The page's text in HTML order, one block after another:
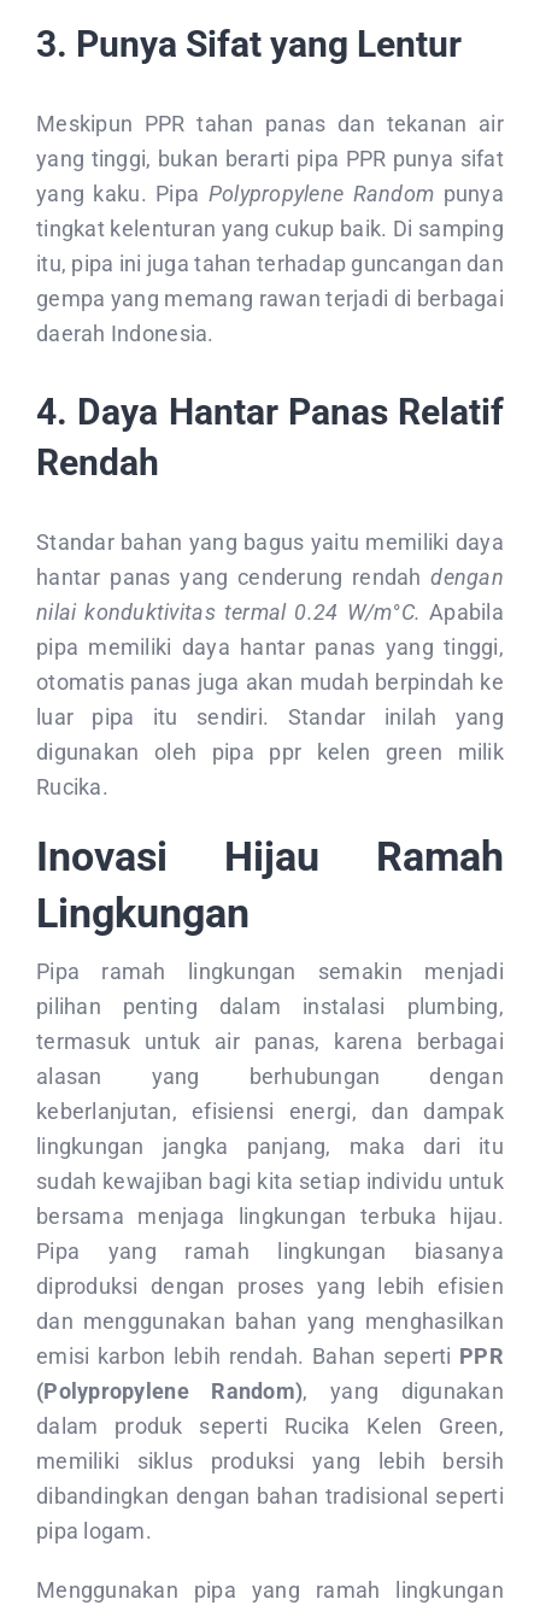
3. Punya Sifat yang Lentur
Meskipun PPR tahan panas dan tekanan air
yang tinggi, bukan berarti pipa PPR punya sifat
yang kaku. Pipa Polypropylene Random punya
tingkat kelenturan yang cukup baik. Di samping
itu, pipa ini juga tahan terhadap guncangan dan
gempa yang memang rawan terjadi di berbagai
daerah Indonesia.
4. Daya Hantar Panas Relatif
Rendah
Standar bahan yang bagus yaitu memiliki daya
hantar panas yang cenderung rendahdengan
nilai konduktivitas termal 0.24 W/m°C.Apabila
pipa memiliki daya hantar panas yang tinggi,
otomatis panas juga akan mudah berpindah ke
luar pipa itu sendiri. Standar inilah yang
digunakan oleh pipa ppr kelen green milik
Rucika.
Inovasi Hijau Ramah
Lingkungan
Pipa ramah lingkungan semakin menjadi
pilihan penting dalam instalasi plumbing,
termasuk untuk air panas, karena berbagai
alasan yang berhubungan dengan
keberlanjutan, efisiensi energi, dan dampak
lingkungan jangka panjang, maka dari itu
sudah kewajiban bagi kita setiap individu untuk
bersama menjaga lingkungan terbuka hijau.
Pipa yang ramah lingkungan biasanya
diproduksi dengan proses yang lebih efisien
dan menggunakan bahan yang menghasilkan
emisi karbon lebih rendah. Bahan seperti PPR
(Polypropylene Random), yang digunakan
dalam produk seperti Rucika Kelen Green,
memiliki siklus produksi yang lebih bersih
dibandingkan dengan bahan tradisional seperti
pipa logam.
Menggunakan pipa yang ramah lingkungan